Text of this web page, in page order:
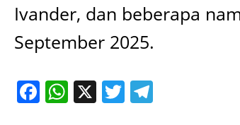
Ivander, dan beberapa
September 2025.
Facebook
WhatsApp
X Twitter